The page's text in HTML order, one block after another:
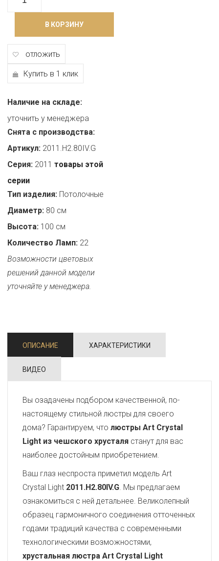
В КОРЗИНУ
отложить
Купить в 1 клик
Наличие на складе:
уточнить у менеджера
Снята с производства:
Артикул: 2011.H2.80IV.G
Серия: 2011 товары этой
серии
Тип изделия: Потолочные
Диаметр: 80 см
Высота: 100 см
Количество Ламп: 22
Возможности цветовых
решений данной модели
уточняйте у менеджера.
ОПИСАНИЕ ХАРАКТЕРИСТИКИ
ВИДЕО
Вы озадачены подбором качественной, по-
настоящему стильной люстры для своего
дома? Гарантируем, что люстры Art Crystal
Light из чешского хрусталя станут для вас
наиболее достойным приобретением.
Ваш глаз неспроста приметил модель Art
Crystal Light 2011.H2.80IV.G. Мы предлагаем
ознакомиться с ней детальнее. Великолепный
образец гармоничного соединения отточенных
годами традиций качества с современными
технологическими возможностями,
хрустальная люстра Art Crystal Light